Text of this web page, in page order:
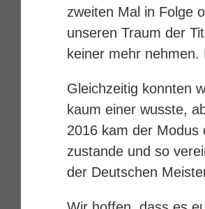
zweiten Mal in Folge
unseren Traum der
keiner mehr
Gleichzeitig konnten
kaum einer wusste,
2016 kam der Modus
zustande und so
der Deutschen